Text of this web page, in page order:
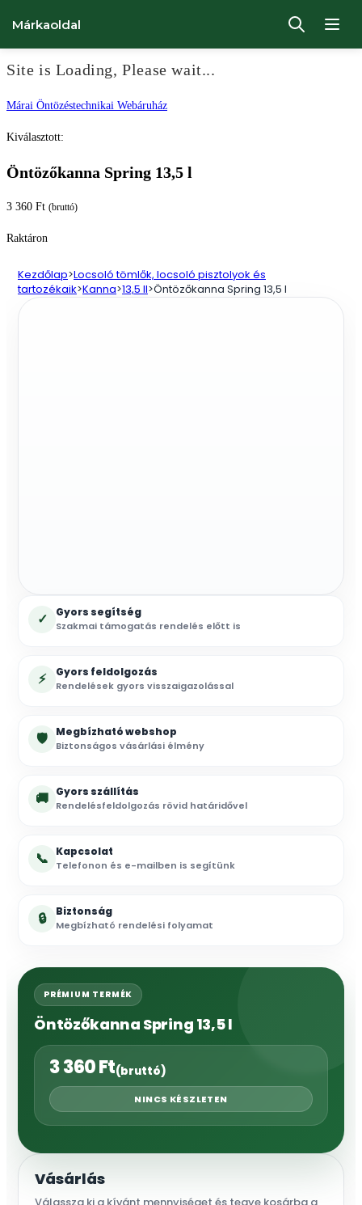
Site is Loading, Please wait...
Ugrás
Márai Öntözéstechnikai Webáruház
Márkaoldal
Kiválasztott:
Öntözőkanna Spring 13,5 l
3 360 Ft (bruttó)
Raktáron
Kezdőlap>Locsoló tömlők, locsoló pisztolyok és
tartozékaik>Kanna>13,5 ll>Öntözőkanna Spring 13,5 l
✓ Gyors segítség
Szakmai támogatás rendelés előtt is
⚡ Gyors feldolgozás
Rendelések gyors visszaigazolással
🛡 Megbízható webshop
Biztonságos vásárlási élmény
🚚 Gyors szállítás
Rendelésfeldolgozás rövid határidővel
📞 Kapcsolat
Telefonon és e-mailben is segítünk
🔒 Biztonság
Megbízható rendelési folyamat
PRÉMIUM TERMÉK
Öntözőkanna Spring 13,5 l
3 360Ft(bruttó)
NINCS KÉSZLETEN
Vásárlás